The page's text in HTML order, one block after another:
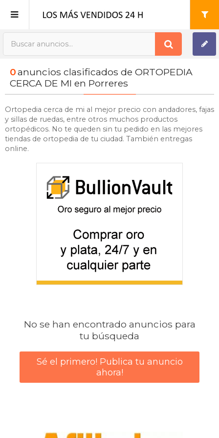
Publica tu Anuncio
Registro
0anuncios clasificados de ORTOPEDIA
CERCA DE MI en Porreres
Ortopedia cerca de mi al mejor precio con andadores, fajas
y sillas de ruedas, entre otros muchos productos
ortopédicos. No te queden sin tu pedido en las mejores
tiendas de ortopedia de tu ciudad. También entregas
online.
No se han encontrado anuncios para
tu búsqueda
Sé el primero! Publica tu anuncio
ahora!